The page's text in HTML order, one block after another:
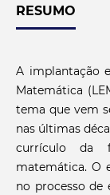
RESUMO
A implantação
Matemática
tema que vem
nas últimas
currículo da
matemática. O
no processo de